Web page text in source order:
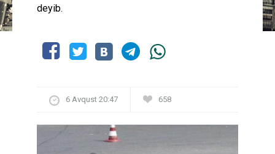
deyib.
6 Avqust 20:47 658